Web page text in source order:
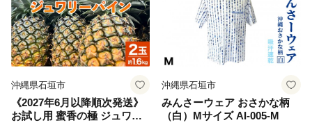
沖縄県石垣市
《2027年6月以降順次発送》
お試し用 蜜香の極 ジュワリ
沖縄県石垣市
みんさーウェア おさかな柄
（白）Mサイズ AI-005-M